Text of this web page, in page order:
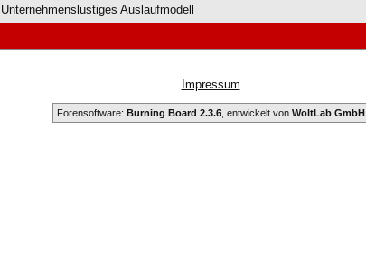
Unternehmenslustiges Auslaufmodell
Impressum
Forensoftware: Burning Board 2.3.6, entwickelt von WoltLab GmbH